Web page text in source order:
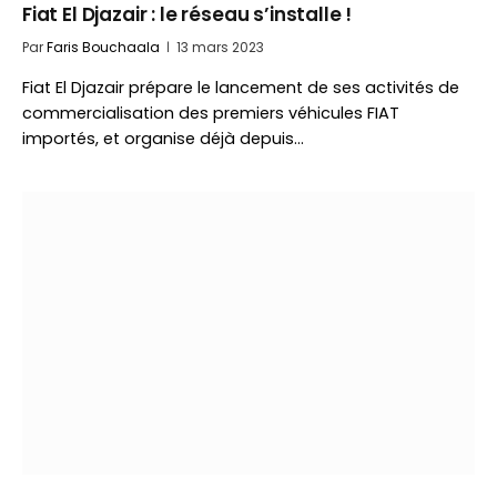
Fiat El Djazair : le réseau s’installe !
ParFaris Bouchaala 13 mars 2023
Fiat El Djazair prépare le lancement de ses activités de
commercialisation des premiers véhicules FIAT
importés, et organise déjà depuis…